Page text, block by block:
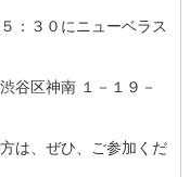
：３０にニューベラス
谷区神南 １－１９－
は、ぜひ、ご参加くだ